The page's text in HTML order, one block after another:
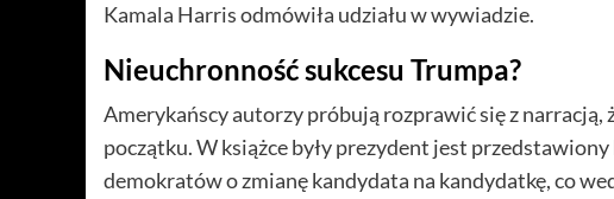
Kamala Harris odmówiła udziału w wywiadzie.
Nieuchronność sukcesu Trumpa?
Amerykańscy autorzy próbują rozprawić się z narracją,
początku. W książce były prezydent jest
demokratów o zmianę kandydata na kandydatkę, co